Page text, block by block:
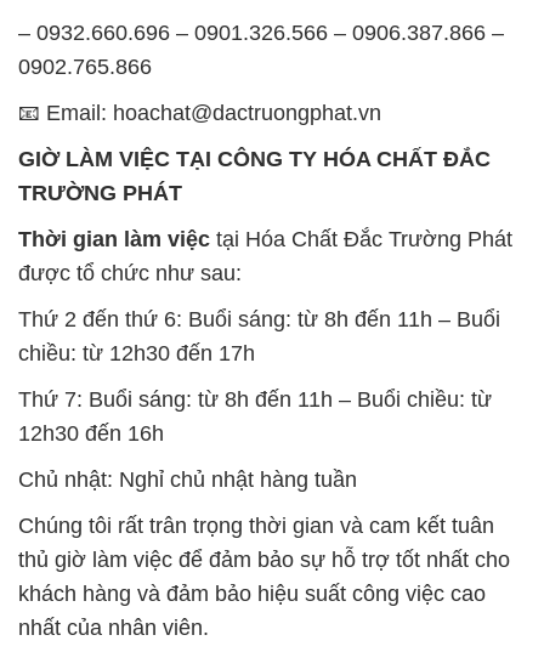
– 0932.660.696 – 0901.326.566 – 0906.387.866 –
0902.765.866
📧 Email: hoachat@dactruongphat.vn
GIỜ LÀM VIỆC TẠI CÔNG TY HÓA CHẤT ĐẮC
TRƯỜNG PHÁT
Thời gian làm việc tại Hóa Chất Đắc Trường Phát
được tổ chức như sau:
Thứ 2 đến thứ 6: Buổi sáng: từ 8h đến 11h – Buổi
chiều: từ 12h30 đến 17h
Thứ 7: Buổi sáng: từ 8h đến 11h – Buổi chiều: từ
12h30 đến 16h
Chủ nhật: Nghỉ chủ nhật hàng tuần
Chúng tôi rất trân trọng thời gian và cam kết tuân
thủ giờ làm việc để đảm bảo sự hỗ trợ tốt nhất cho
khách hàng và đảm bảo hiệu suất công việc cao
nhất của nhân viên.